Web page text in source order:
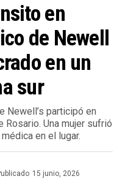
en
de Newell
en un
sur
Newell’s participó en
Rosario. Una mujer sufrió
en el lugar.
15 junio, 2026